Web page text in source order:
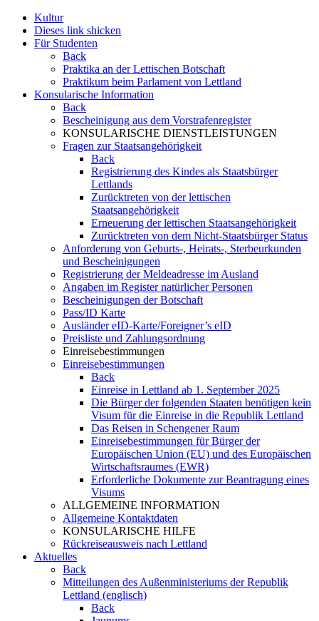
Kultur
Dieses link shicken
Für Studenten
Back
Praktika an der Lettischen Botschaft
Praktikum beim Parlament von Lettland
Konsularische Information
Back
Bescheinigung aus dem Vorstrafenregister
KONSULARISCHE DIENSTLEISTUNGEN
Fragen zur Staatsangehörigkeit
Back
Registrierung des Kindes als Staatsbürger
Lettlands
Zurücktreten von der lettischen
Staatsangehörigkeit
Erneuerung der lettischen Staatsangehörigkeit
Zurücktreten von dem Nicht-Staatsbürger Status
Anforderung von Geburts-, Heirats-, Sterbeurkunden
und Bescheinigungen
Registrierung der Meldeadresse im Ausland
Angaben im Register natürlicher Personen
Bescheinigungen der Botschaft
Pass/ID Karte
Ausländer eID-Karte/Foreigner’s eID
Preisliste und Zahlungsordnung
Einreisebestimmungen
Einreisebestimmungen
Back
Einreise in Lettland ab 1. September 2025
Die Bürger der folgenden Staaten benötigen kein
Visum für die Einreise in die Republik Lettland
Das Reisen in Schengener Raum
Einreisebestimmungen für Bürger der
Europäischen Union (EU) und des Europäischen
Wirtschaftsraumes (EWR)
Erforderliche Dokumente zur Beantragung eines
Visums
ALLGEMEINE INFORMATION
Allgemeine Kontaktdaten
KONSULARISCHE HILFE
Rückreiseausweis nach Lettland
Aktuelles
Back
Mitteilungen des Außenministeriums der Republik
Lettland (englisch)
Back